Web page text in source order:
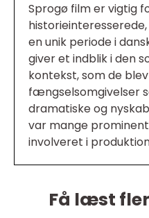
Sprogø film er vigtig
en unik periode i
giver et indblik i den
kontekst, som de
fængselsomgivelser
dramatiske og
var mange
involveret i
Få læst